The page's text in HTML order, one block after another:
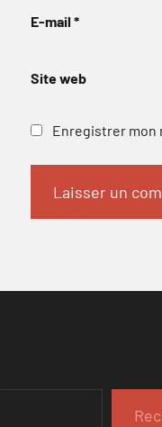
E-mail *
Site web
Enregistrer mon